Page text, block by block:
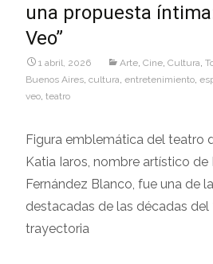
una propuesta
Veo”
1 abril, 2026 Arte Cine Cultura
Buenos Aires cultura entretenimiento
veo teatro
Figura emblemática del teatro
Katia Iaros, nombre artístico de
Fernández Blanco, fue una de
destacadas de las décadas del
trayectoria